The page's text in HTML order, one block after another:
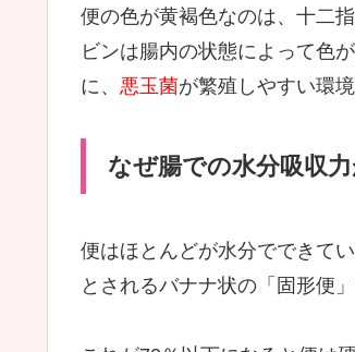
便の色が黄褐色なのは、十二
ビンは腸内の状態によって色
に、 悪玉菌が繁殖しやすい環
なぜ腸での水分吸収
便はほとんどが水分でできて
とされるバナナ状の「固形便